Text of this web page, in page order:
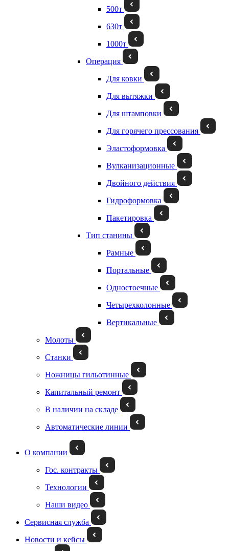
500т
630т
1000т
Операция
Для ковки
Для вытяжки
Для штамповки
Для горячего прессования
Эластоформовка
Вулканизационные
Двойного действия
Гидроформовка
Пакетировка
Тип станины
Рамные
Портальные
Одностоечные
Четырехколонные
Вертикальные
Молоты
Станки
Ножницы гильотинные
Капитальный ремонт
В наличии на складе
Автоматические линии
О компании
Гос. контракты
Технологии
Наши видео
Сервисная служба
Новости и кейсы